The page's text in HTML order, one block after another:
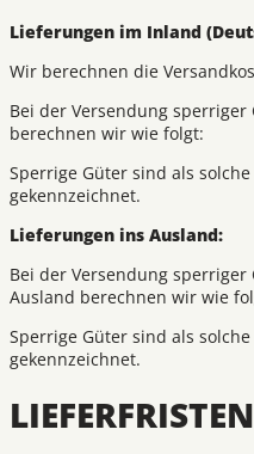
Lieferungen im Inland
Wir berechnen die
Bei der Versendung
berechnen wir wie folgt:
Sperrige Güter sind als
gekennzeichnet.
Lieferungen ins Ausland:
Bei der Versendung
Ausland berechnen wir wie
Sperrige Güter sind als
gekennzeichnet.
LIEFERFRISTEN